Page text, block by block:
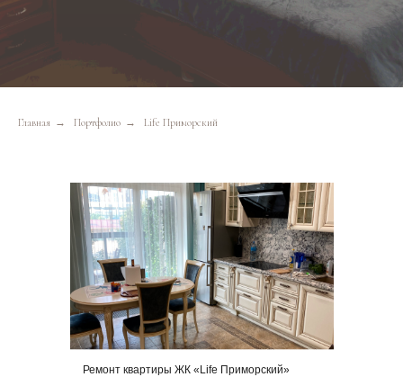
Главная → Портфолио → Life Приморский
Ремонт квартиры ЖК «Life Приморский»